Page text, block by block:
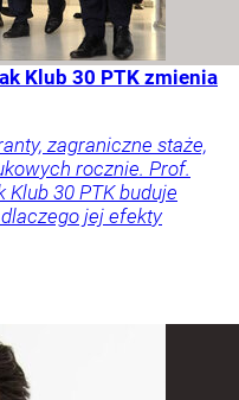
Klub 30 PTK zmienia
zagraniczne staże,
rocznie. Prof.
Klub 30 PTK buduje
jej efekty